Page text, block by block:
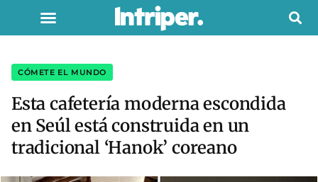
CÓMETE EL MUNDO
Esta cafetería moderna escondida
en Seúl está construida en un
tradicional ‘Hanok’ coreano